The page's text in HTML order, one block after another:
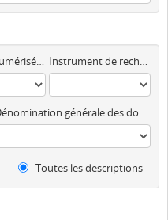
Document numérisé disponible Instrument de recherche
Dénomination générale des documents
Toutes les descriptions